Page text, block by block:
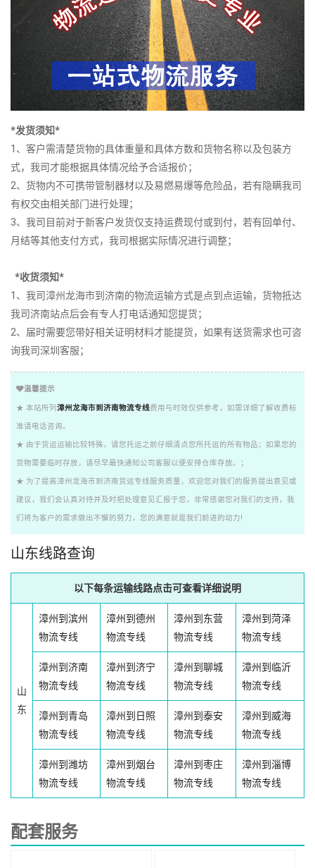
*发货须知*
1、客户需清楚货物的具体重量和具体方数和货物名称以及包装方
式，我司才能根据具体情况给予合适报价；
2、货物内不可携带管制器材以及易燃易爆等危险品，若有隐瞒我司
有权交由相关部门进行处理；
3、我司目前对于新客户发货仅支持运费现付或到付，若有回单付、
月结等其他支付方式，我司根据实际情况进行调整；
*收货须知*
1、我司漳州龙海市到济南的物流运输方式是点到点运输，货物抵达
我司济南站点后会有专人打电话通知您提货；
2、届时需要您带好相关证明材料才能提货，如果有送货需求也可咨
询我司深圳客服；
温馨提示
★ 本站所列 漳州龙海市到济南物流专线费用与时效仅供参考，如需详细了解收费标
准请电话咨询。
★ 由于货运运输比较特殊，请您托运之前仔细清点您所托运的所有物品；如果您的
货物需要临时存放，请尽早最快通知公司客服以便安排仓库存放。；
★ 为了提高漳州龙海市到济南货运专线服务质量，欢迎您对我们的服务提出意见或
建议，我们会认真对待并及时把处理意见汇报于您，非常感谢您对我们的支持，我
们将为客户的需求做出不懈的努力，您的满意就是我们前进的动力!
山东线路查询
以下每条运输线路点击可查看详细说明
山
东
漳州到滨州
物流专线
漳州到德州
物流专线
漳州到东营
物流专线
漳州到菏泽
物流专线
漳州到济南
物流专线
漳州到济宁
物流专线
漳州到聊城
物流专线
漳州到临沂
物流专线
漳州到青岛
物流专线
漳州到日照
物流专线
漳州到泰安
物流专线
漳州到威海
物流专线
漳州到潍坊
物流专线
漳州到烟台
物流专线
漳州到枣庄
物流专线
漳州到淄博
物流专线
配套服务